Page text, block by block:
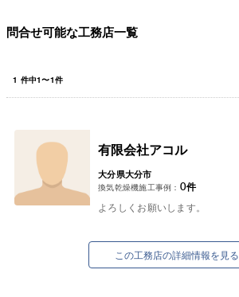
問合せ可能な工務店一覧
1 件中1〜1件
有限会社アコル
大分県大分市
換気乾燥機施工事例： 0件
よろしくお願いします。
この工務店の詳細情報を見る